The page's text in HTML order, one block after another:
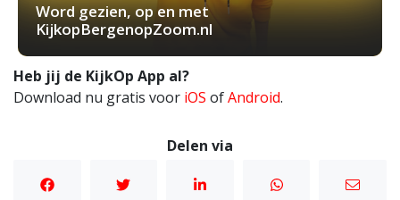
Word gezien, op en met
KijkopBergenopZoom.nl
Heb jij de KijkOp App al?
Download nu gratis voor iOS ofAndroid.
Delen via